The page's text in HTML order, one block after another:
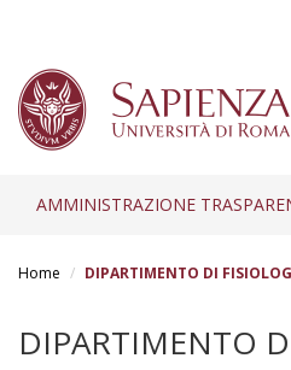
AMMINISTRAZIONE
Home DIPARTIMENTO DI
DIPARTIMENTO